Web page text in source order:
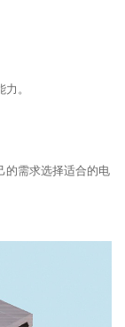
。
的需求选择适合的电